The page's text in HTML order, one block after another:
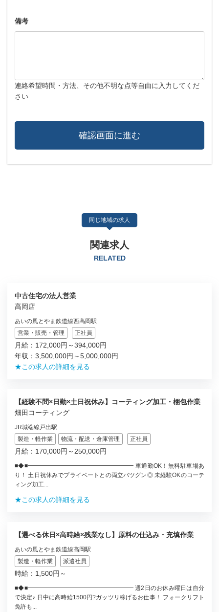
備考
連絡希望時間・方法、その他不明な点等自由に入力してくだ
さい
同じ地域の求人
関連求人
RELATED
中古住宅の法人営業
高岡店
あいの風とやま鉄道線西高岡駅
営業・販売・管理
正社員
月給：172,000円～394,000円
年収：3,500,000円～5,000,000円
★この求人の詳細を見る
【経験不問×日勤×土日祝休み】コーティング加工・梱包作業
畑田コーティング
JR城端線戸出駅
製造・軽作業
物流・配送・倉庫管理 正社員
月給：170,000円～250,000円
■◆■━━━━━━━━━━━━━━━━━━ 車通勤OK！無料駐車場あ
り！ 土日祝休みでプライベートとの両立バツグン◎ 未経験OKのコーテ
ィング加工...
★この求人の詳細を見る
【選べる休日×高時給×残業なし】原料の仕込み・充填作業
あいの風とやま鉄道線高岡駅
製造・軽作業
派遣社員
時給：1,500円～
■◆■━━━━━━━━━━━━━━━━━━ 週2日のお休み曜日は自分
で決定♪ 日中に高時給1500円?ガッツリ稼げるお仕事！ フォークリフト
免許も...